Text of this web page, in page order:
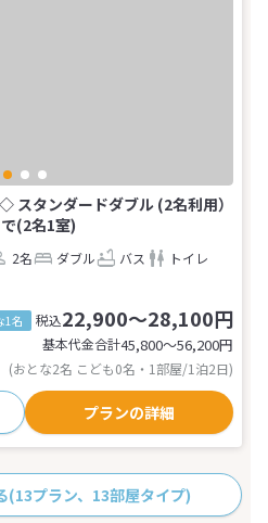
タンダードダブル (2名利用）
(2名1室)
2名 ダブル バス
トイレ
1名 税込22,900～28,100円
基本代金合計45,800〜56,200円
(おとな2名 こども0名・1部屋/1泊2日)
プランの詳細
(13プラン、13部屋タイプ)